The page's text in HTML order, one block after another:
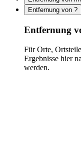
Entfernung von ?
Entfernung
Für Orte,
Ergebnisse hier
werden.